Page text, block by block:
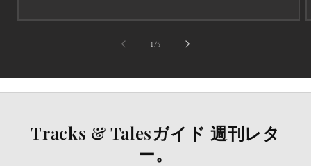
1/の5
Tracks & Talesガイド 週刊レタ
ー。